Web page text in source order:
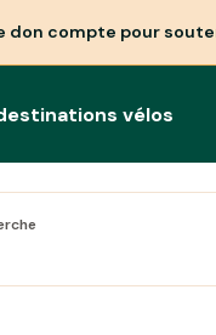
don compte pour
vélos